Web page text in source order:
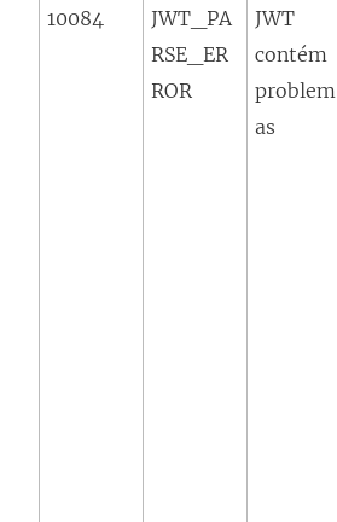
10084
JWT_PA
RSE_ER
ROR
JWT
contém
problem
as